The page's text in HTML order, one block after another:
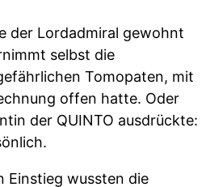
der Lordadmiral gewohnt
selbst die
Tomopaten, mit
offen hatte. Oder
der QUINTO ausdrückte:
Einstieg wussten die